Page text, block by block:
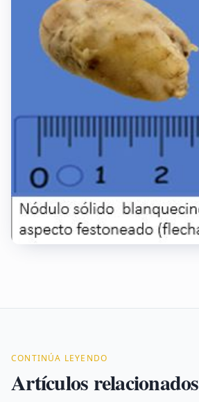
CONTINÚA LEYENDO
Artículos relacionados